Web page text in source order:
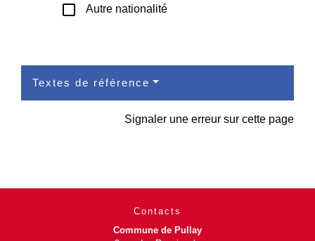
check_box_outline_blank Autre nationalité
Textes de référence
Signaler une erreur sur cette page
Contacts
Commune de Pullay